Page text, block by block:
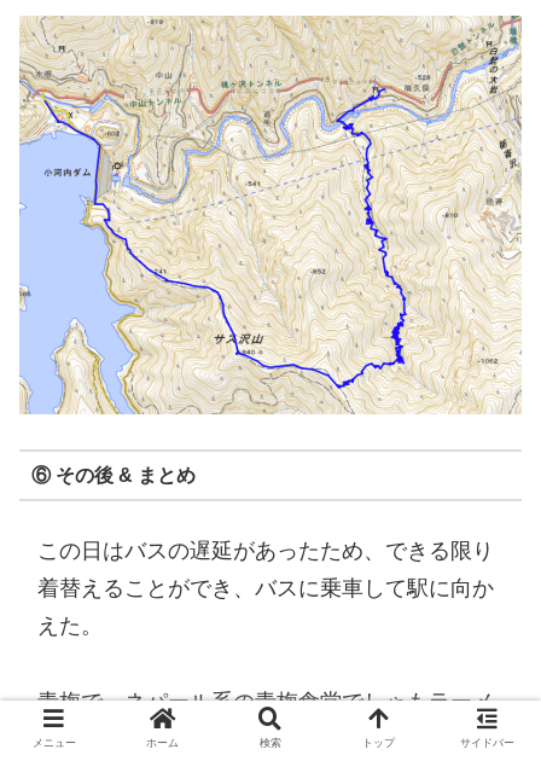
⑥ その後 & まとめ
この日はバスの遅延があったため、できる限り
着替えることができ、バスに乗車して駅に向か
えた。
青梅で、ネパール系の青梅食堂でしゃもラーメ
ンを美味しく食していたのだが、歯痛が発生し
メニュー ホーム 検索 トップ サイドバー